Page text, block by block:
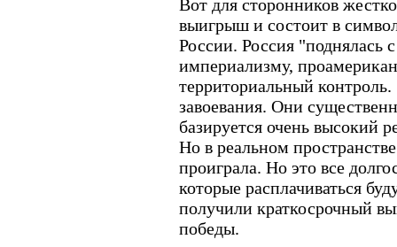
Вот для сторонников
выигрыш и состоит в
России. Россия "поднялась
империализму,
территориальный
завоевания. Они
базируется очень высокий
Но в реальном
проиграла. Но это все
которые расплачиваться
получили краткосрочный
победы.